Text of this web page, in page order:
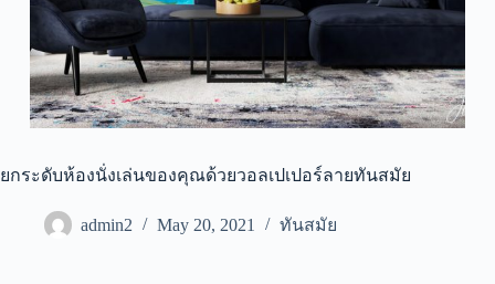
ยกระดับห้องนั่งเล่นของคุณด้วยวอลเปเปอร์ลายทันสมัย
admin2 May 20, 2021 ทันสมัย